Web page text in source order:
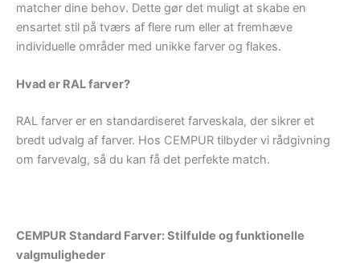
matcher dine behov. Dette gør det muligt at skabe en
ensartet stil på tværs af flere rum eller at fremhæve
individuelle områder med unikke farver og flakes.
Hvad er RAL farver?
RAL farver er en standardiseret farveskala, der sikrer et
bredt udvalg af farver. Hos CEMPUR tilbyder vi rådgivning
om farvevalg, så du kan få det perfekte match.
CEMPUR Standard Farver: Stilfulde og funktionelle
valgmuligheder